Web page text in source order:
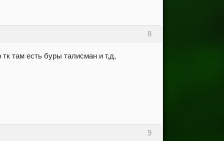
8
там есть буры талисман и т,д,
9